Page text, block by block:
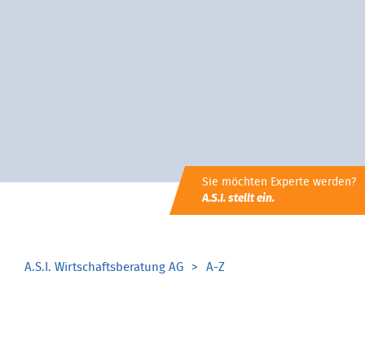
Sie möchten Experte werden?
A.S.I. stellt ein.
A.S.I. Wirtschaftsberatung AG A-Z